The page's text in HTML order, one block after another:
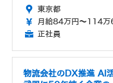
東京都
月給84万円～114
正社員
物流会社のDX推進 AI